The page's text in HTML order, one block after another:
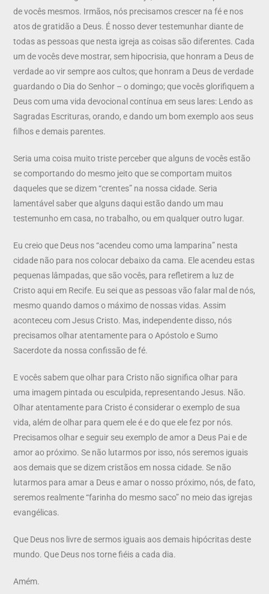
de vocês mesmos. Irmãos, nós precisamos crescer na fé e nos
atos de gratidão a Deus. É nosso dever testemunhar diante de
todas as pessoas que nesta igreja as coisas são diferentes. Cada
um de vocês deve mostrar, sem hipocrisia, que honram a Deus de
verdade ao vir sempre aos cultos; que honram a Deus de verdade
guardando o Dia do Senhor – o domingo; que vocês glorifiquem a
Deus com uma vida devocional contínua em seus lares: Lendo as
Sagradas Escrituras, orando, e dando um bom exemplo aos seus
filhos e demais parentes.
Seria uma coisa muito triste perceber que alguns de vocês estão
se comportando do mesmo jeito que se comportam muitos
daqueles que se dizem “crentes” na nossa cidade. Seria
lamentável saber que alguns daqui estão dando um mau
testemunho em casa, no trabalho, ou em qualquer outro lugar.
Eu creio que Deus nos “acendeu como uma lamparina” nesta
cidade não para nos colocar debaixo da cama. Ele acendeu estas
pequenas lâmpadas, que são vocês, para refletirem a luz de
Cristo aqui em Recife. Eu sei que as pessoas vão falar mal de nós,
mesmo quando damos o máximo de nossas vidas. Assim
aconteceu com Jesus Cristo. Mas, independente disso, nós
precisamos olhar atentamente para o Apóstolo e Sumo
Sacerdote da nossa confissão de fé.
E vocês sabem que olhar para Cristo não significa olhar para
uma imagem pintada ou esculpida, representando Jesus. Não.
Olhar atentamente para Cristo é considerar o exemplo de sua
vida, além de olhar para quem ele é e do que ele fez por nós.
Precisamos olhar e seguir seu exemplo de amor a Deus Pai e de
amor ao próximo. Se não lutarmos por isso, nós seremos iguais
aos demais que se dizem cristãos em nossa cidade. Se não
lutarmos para amar a Deus e amar o nosso próximo, nós, de fato,
seremos realmente “farinha do mesmo saco” no meio das igrejas
evangélicas.
Que Deus nos livre de sermos iguais aos demais hipócritas deste
mundo. Que Deus nos torne fiéis a cada dia.
Amém.